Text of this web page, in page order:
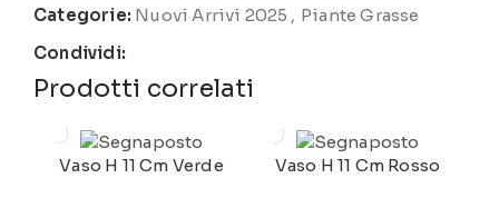
Categorie: Nuovi Arrivi 2025 , Piante Grasse
Condividi:
Prodotti correlati
Vaso H 11 Cm Verde Vaso H 11 Cm Rosso